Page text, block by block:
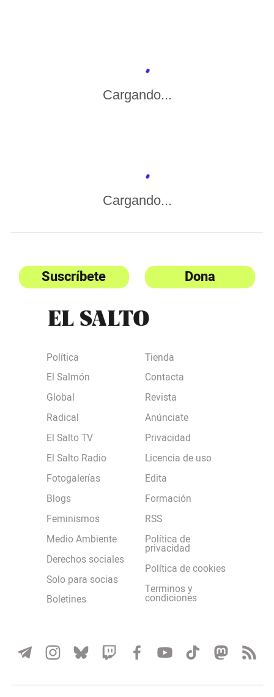
Cargando...
Cargando...
Suscríbete Dona
Política
El Salmón
Global
Radical
El Salto TV
El Salto Radio
Fotogalerías
Blogs
Feminismos
Medio Ambiente
Derechos sociales
Solo para socias
Boletines
Tienda
Contacta
Revista
Anúnciate
Privacidad
Licencia de uso
Edita
Formación
RSS
Política de
privacidad
Política de cookies
Terminos y
condiciones